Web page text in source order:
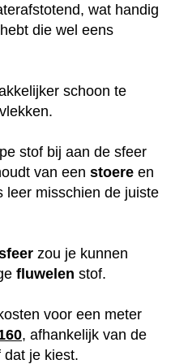
wat handig
die wel eens
schoon te
stof bij aan de sfeer
van een stoere en
leer misschien de juiste
zou je kunnen
fluwelen stof.
voor een meter
, afhankelijk van de
dat je kiest.